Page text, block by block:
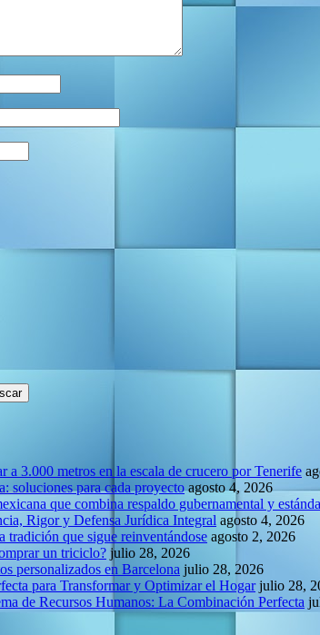
a 3.000 metros en la escala de crucero por Tenerife
soluciones para cada proyecto agosto 4, 2026
que combina respaldo gubernamental y
Rigor y Defensa Jurídica Integral agosto 4, 2026
tradición que sigue reinventándose agosto 2, 2026
un triciclo? julio 28, 2026
personalizados en Barcelona julio 28, 2026
para Transformar y Optimizar el Hogar julio 28,
de Recursos Humanos: La Combinación Perfecta